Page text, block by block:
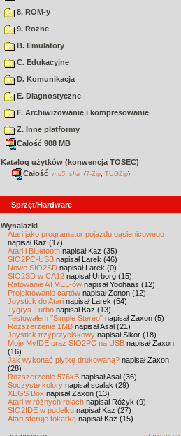
8. ROM-y
9. Rozne
B. Emulatory
C. Edukacyjne
D. Komunikacja
E. Diagnostyczne
F. Archiwizowanie i kompresowanie
Z. Inne platformy
Całość 908 MB
Katalog użytków (konwencja TOSEC)
Całość md5 sha (7-Zip TUGZip)
Sprzęt/Hardware
Wynalazki
Atari jako programator pojazdu gąsienicowego
napisał Kaz (17)
Atari i Bluetooth napisał Kaz (35)
SIO2PC-USB napisał Larek (46)
Nowe SIO2SD napisał Larek (0)
SIO2SD w CA12 napisał Urborg (15)
Ratowanie ATMEL-ów napisał Yoohaas (12)
Projektowanie cartów napisał Zenon (12)
Joystick do Atari napisał Larek (54)
Tygrys Turbo napisał Kaz (13)
Testowałem "Simple Stereo" napisał Zaxon (5)
Rozszerzenie 1MB napisał Asal (21)
Joystick trzyprzyciskowy napisał Sikor (18)
Moje MyIDE oraz SIO2PC na USB napisał Zaxon
(16)
Jak wykonać płytkę drukowaną? napisał Zaxon
(28)
Rozszerzenie 576kB napisał Asal (36)
Soczyste kolory napisał scalak (29)
XEGS Box napisał Zaxon (13)
Atari w różnych rolach napisał Różyk (9)
SIO2IDE w pudełku napisał Kaz (27)
Atari steruje tokarką napisał Kaz (15)